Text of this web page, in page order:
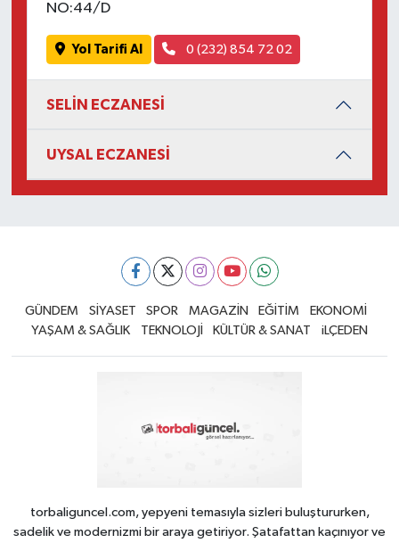
NO:44/D
Yol Tarifi Al 0 (232) 854 72 02
SELİN ECZANESİ
UYSAL ECZANESİ
GÜNDEM SİYASET SPOR MAGAZİN EĞİTİM
EKONOMİ
YAŞAM & SAĞLIK
TEKNOLOJİ KÜLTÜR & SANAT iLÇEDEN
torbaliguncel.com, yepyeni temasıyla sizleri buluştururken,
sadelik ve modernizmi bir araya getiriyor. Şatafattan kaçınıyor ve